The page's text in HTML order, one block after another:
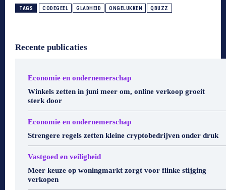
TAGS CODEGEEL GLADHEID ONGELUKKEN QBUZZ
Recente publicaties
Economie en ondernemerschap
Winkels zetten in juni meer om, online verkoop groeit
sterk door
Economie en ondernemerschap
Strengere regels zetten kleine cryptobedrijven onder druk
Vastgoed en veiligheid
Meer keuze op woningmarkt zorgt voor flinke stijging
verkopen